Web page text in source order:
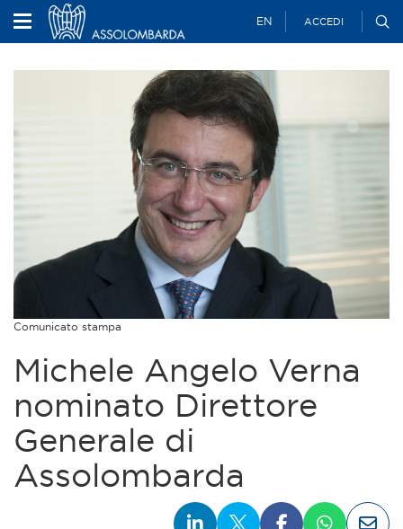
EN ACCEDI
Comunicato stampa
Michele Angelo Verna
nominato Direttore
Generale di
Assolombarda